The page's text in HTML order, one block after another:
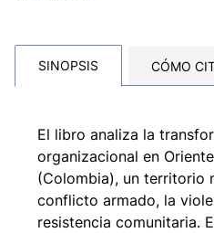
SINOPSIS CÓMO
El libro analiza la
organizacional en
(Colombia), un territorio
conflicto armado, la
resistencia comunitaria.